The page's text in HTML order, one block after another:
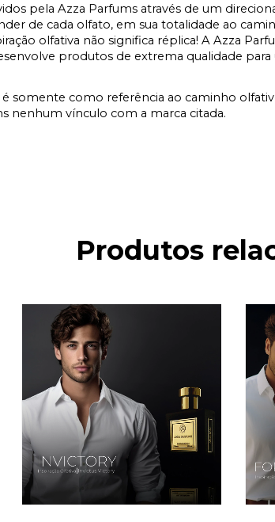
pela Azza Parfums através de um
de cada olfato, em sua totalidade ao
olfativa não significa réplica! A Azza
produtos de extrema qualidade
somente como referência ao caminho
nenhum vínculo com a marca citada.
Produtos